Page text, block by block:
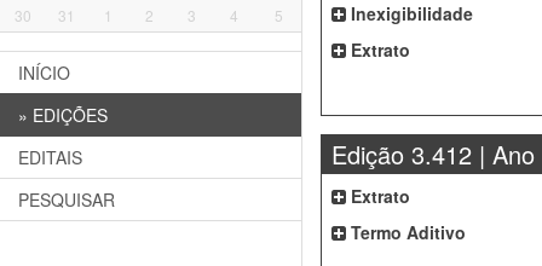
30
31 1 2 3 4 5
INÍCIO
» EDIÇÕES
EDITAIS
PESQUISAR
Inexigibilidade
Extrato
Edição 3.412 | Ano
Extrato
Termo Aditivo